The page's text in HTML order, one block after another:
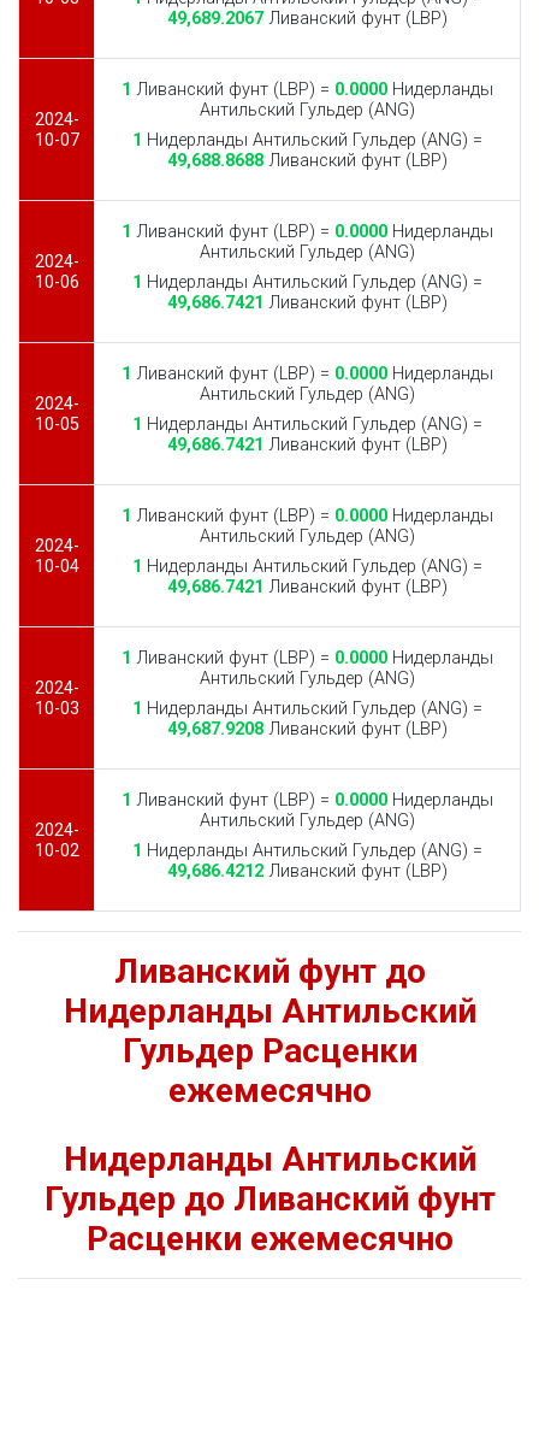
49,689.2067 Ливанский фунт (LBP)
2024-
10-07
1 Ливанский фунт (LBP) = 0.0000 Нидерланды
Антильский Гульдер (ANG)
1 Нидерланды Антильский Гульдер (ANG) =
49,688.8688 Ливанский фунт (LBP)
2024-
10-06
1 Ливанский фунт (LBP) = 0.0000 Нидерланды
Антильский Гульдер (ANG)
1 Нидерланды Антильский Гульдер (ANG) =
49,686.7421 Ливанский фунт (LBP)
2024-
10-05
1 Ливанский фунт (LBP) = 0.0000 Нидерланды
Антильский Гульдер (ANG)
1 Нидерланды Антильский Гульдер (ANG) =
49,686.7421 Ливанский фунт (LBP)
2024-
10-04
1 Ливанский фунт (LBP) = 0.0000 Нидерланды
Антильский Гульдер (ANG)
1 Нидерланды Антильский Гульдер (ANG) =
49,686.7421 Ливанский фунт (LBP)
2024-
10-03
1 Ливанский фунт (LBP) = 0.0000 Нидерланды
Антильский Гульдер (ANG)
1 Нидерланды Антильский Гульдер (ANG) =
49,687.9208 Ливанский фунт (LBP)
2024-
10-02
1 Ливанский фунт (LBP) = 0.0000 Нидерланды
Антильский Гульдер (ANG)
1 Нидерланды Антильский Гульдер (ANG) =
49,686.4212 Ливанский фунт (LBP)
Ливанский фунт до
Нидерланды Антильский
Гульдер Расценки
ежемесячно
Нидерланды Антильский
Гульдер до Ливанский фунт
Расценки ежемесячно